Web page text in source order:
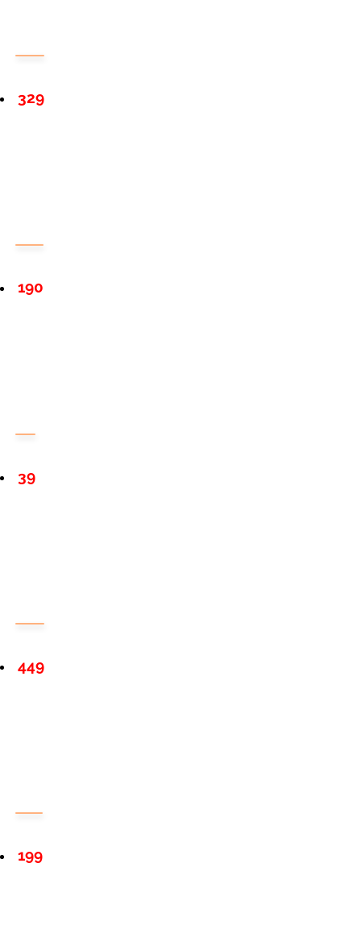
329
190
39
449
199